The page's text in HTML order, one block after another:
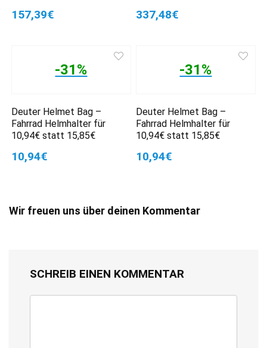
157,39€ 337,48€
-31%
Deuter Helmet Bag –
Fahrrad Helmhalter für
10,94€ statt 15,85€
10,94€
-31%
Deuter Helmet Bag –
Fahrrad Helmhalter für
10,94€ statt 15,85€
10,94€
Wir freuen uns über deinen Kommentar
SCHREIB EINEN KOMMENTAR